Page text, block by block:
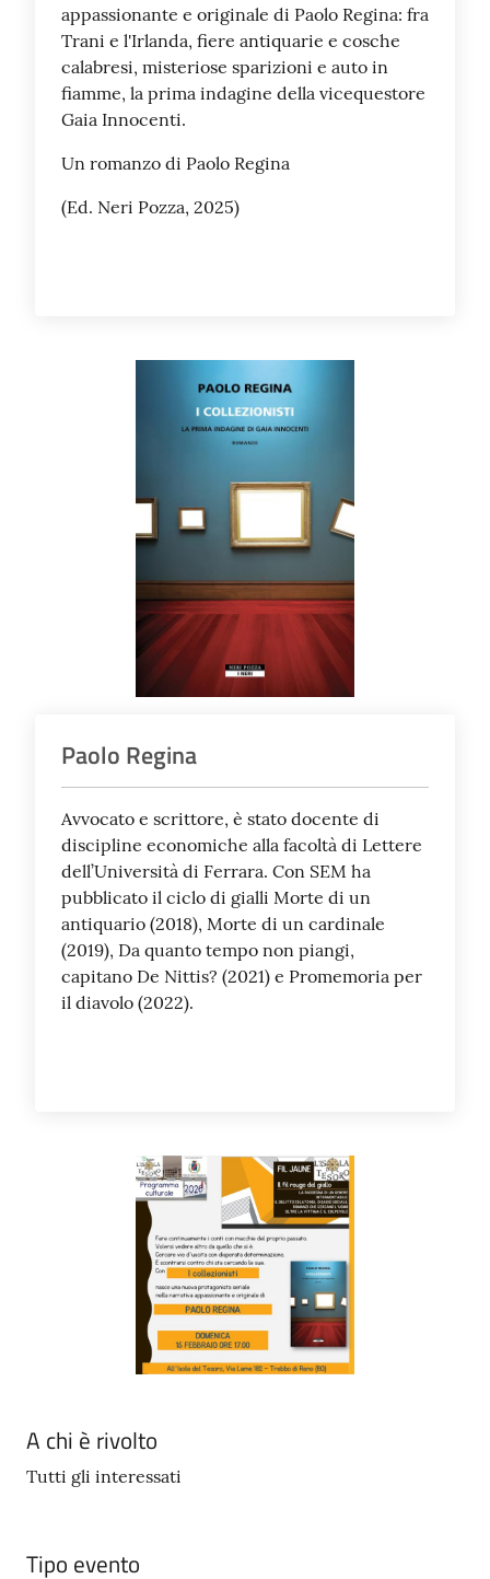
appassionante e originale di Paolo Regina: fra
Trani e l'Irlanda, fiere antiquarie e cosche
calabresi, misteriose sparizioni e auto in
fiamme, la prima indagine della vicequestore
Gaia Innocenti.
Un romanzo di Paolo Regina
(Ed. Neri Pozza, 2025)
Paolo Regina
Avvocato e scrittore, è stato docente di
discipline economiche alla facoltà di Lettere
dell’Università di Ferrara. Con SEM ha
pubblicato il ciclo di gialli Morte di un
antiquario (2018), Morte di un cardinale
(2019), Da quanto tempo non piangi,
capitano De Nittis? (2021) e Promemoria per
il diavolo (2022).
A chi è rivolto
Tutti gli interessati
Tipo evento